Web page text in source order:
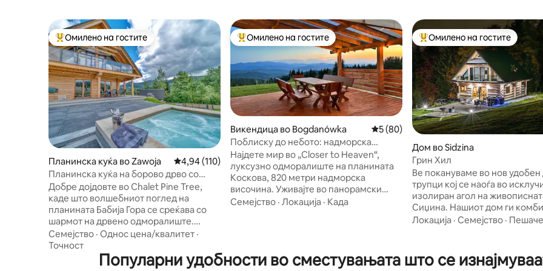
Меѓу најуспешните „Омилени на гостите“
Омилено на гостите
Планинска куќа во Zawoja Просечна оцена: 4,94 од 5, 110 рецензии
4,94 (110)
Планинска куќа на борово дрво со
џакузи и поглед на Бабија Гора
Добре дојдовте во Chalet Pine Tree,
каде што волшебниот поглед на
планината Бабија Гора се среќава со
шармот на дрвено одморалиште.
Вдишете го свежиот планински воздух
од широката тераса или опуштете се
во џакузито додека се впивате во
панорамската убавина. Внатре,
Семејство · Однос цена/квалитет ·
Точност
Меѓу најуспешните „Омилени на гостите“
Омилено на гостите
Викендица во Bogdanówka Просечна оцена: 5 од 5, 80 рецензии
5 (80)
Поблиску до небото: надморска
височина од 800 метри и спа центар на
отворено
Најдете мир во „Closer to Heaven“,
луксузно одморалиште на планината
Коскова, 820 метри надморска
височина. Уживајте во панорамски
поглед на планините Бескид Виспови и
целогодишниот спа центар на
Семејство · Локација · Када
Меѓу најуспешните „Омилени
Омилено на гостите
Дом во Sidzina
Грин Хил
Ве покануваме во нов
трупци кој се наоѓа во
изолиран агол на
Сиџина. Нашиот дом ги
традиционалната дрвена
терасата имаат прекрасен
ридовите на Žywiec Beskids. Ги
Локација · Семејство ·
Популарни удобности во сместувањата што се